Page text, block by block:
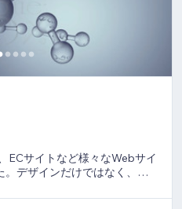
ECサイトなど様々なWebサイ
。デザインだけではなく、マ